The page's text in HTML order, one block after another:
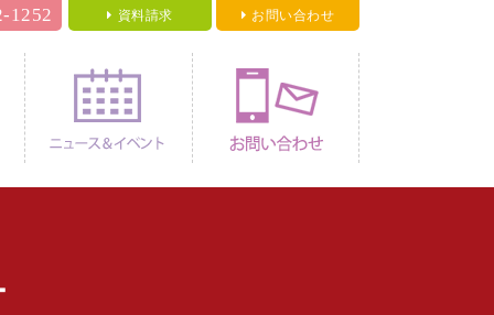
1252 資料請求 お問い合わせ
料金 ニュース＆イベント お問い合わせ